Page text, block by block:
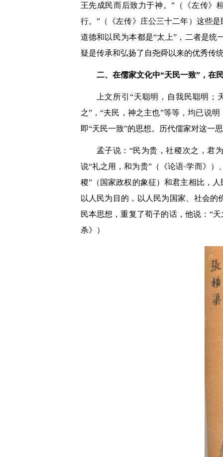
王先成民而后致力于神。”（《左传》
行。”（《左传》庄公三十二年）这些
道德和以民为本都是“太上”，二者是
疑是传承和弘扬了自尧舜以来的优秀传
二、在儒家文化中“天民一致”，在
上文所引“天聪明，自我民聪明
之”，“夫民，神之主也”等等，均已说
即“天民一致”的思想。历代儒家对这一
孟子说：“民为贵，社稷次之，君
说“礼之用，和为贵”（《论语·学而》
稷”（国家政权的象征）和君主相比，
以人民为目的，以人民为国家、社会
民本思想，重复了荀子的话，他说：“
杀》）